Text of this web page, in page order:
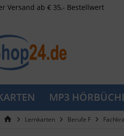
Versand ab € 35,- Bestellwert
MP3
Lernkarten Berufe F